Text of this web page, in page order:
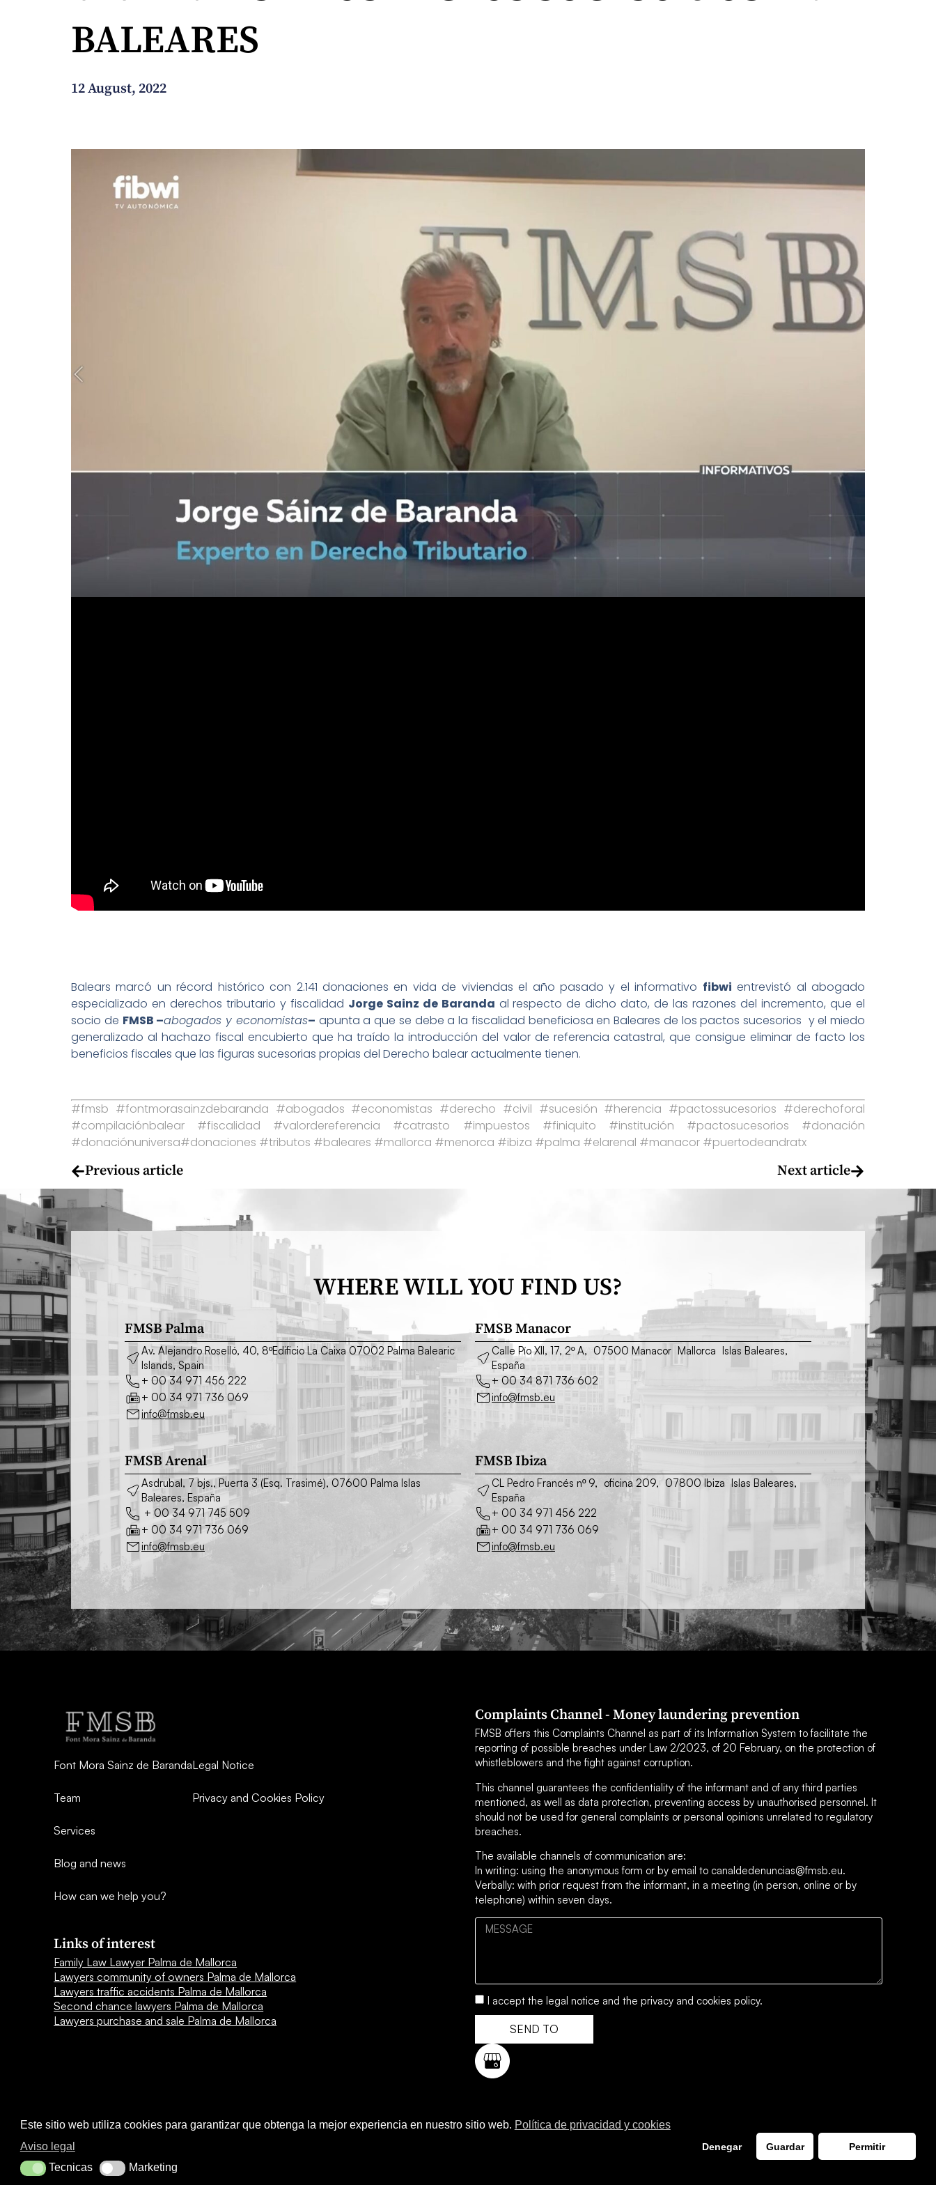
How can we help you?
BALEARES
12 August, 2022
Balears marcó un récord histórico con 2.141 donaciones en vida de viviendas el año pasado y el informativo fibwi entrevistó al abogado
especializado en derechos tributario y fiscalidad Jorge Sainz de Baranda al respecto de dicho dato, de las razones del incremento, que el
socio de FMSB –abogados y economistas– apunta a que se debe a la fiscalidad beneficiosa en Baleares de los pactos sucesorios y el miedo
generalizado al hachazo fiscal encubierto que ha traído la introducción del valor de referencia catastral, que consigue eliminar de facto los
beneficios fiscales que las figuras sucesorias propias del Derecho balear actualmente tienen.
#fmsb #fontmorasainzdebaranda #abogados #economistas #derecho #civil #sucesión #herencia #pactossucesorios #derechoforal
#compilaciónbalear #fiscalidad #valordereferencia #catrasto #impuestos #finiquito #institución #pactosucesorios #donación
#donaciónuniversa#donaciones #tributos #baleares #mallorca #menorca #ibiza #palma #elarenal #manacor #puertodeandratx
Previous article Next article
WHERE WILL YOU FIND US?
FMSB Palma
Av. Alejandro Roselló, 40, 8ºEdificio La Caixa 07002 Palma Balearic
Islands, Spain
+ 00 34 971 456 222
+ 00 34 971 736 069
info@fmsb.eu
FMSB Manacor
Calle Pío XII, 17, 2º A, 07500 Manacor Mallorca Islas Baleares,
España
+ 00 34 871 736 602
info@fmsb.eu
FMSB Arenal
Asdrubal, 7 bjs., Puerta 3 (Esq. Trasimé), 07600 Palma Islas
Baleares, España
+ 00 34 971 745 509
+ 00 34 971 736 069
info@fmsb.eu
FMSB Ibiza
CL Pedro Francés nº 9, oficina 209, 07800 Ibiza Islas Baleares,
España
+ 00 34 971 456 222
+ 00 34 971 736 069
info@fmsb.eu
Font Mora Sainz de Baranda
Team
Services
Blog and news
How can we help you?
Legal Notice
Privacy and Cookies Policy
Links of interest
Family Law Lawyer Palma de Mallorca
Lawyers community of owners Palma de Mallorca
Lawyers traffic accidents Palma de Mallorca
Second chance lawyers Palma de Mallorca
Lawyers purchase and sale Palma de Mallorca
Complaints Channel - Money laundering prevention
FMSB offers this Complaints Channel as part of its Information System to facilitate the
reporting of possible breaches under Law 2/2023, of 20 February, on the protection of
whistleblowers and the fight against corruption.
This channel guarantees the confidentiality of the informant and of any third parties
mentioned, as well as data protection, preventing access by unauthorised personnel. It
should not be used for general complaints or personal opinions unrelated to regulatory
breaches.
The available channels of communication are:
In writing: using the anonymous form or by email to canaldedenuncias@fmsb.eu.
Verbally: with prior request from the informant, in a meeting (in person, online or by
telephone) within seven days.
I accept the legal notice and the privacy and cookies policy.
SEND TO
Este sitio web utiliza cookies para garantizar que obtenga la mejor experiencia en nuestro sitio web. Política de privacidad y cookies
Aviso legal
TecnicasTecnicas MarketingMarketing
Denegar Guardar Permitir